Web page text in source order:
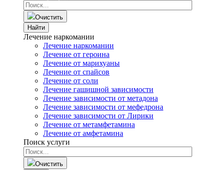
Очистить
Найти
Лечение наркомании
Лечение наркомании
Лечение от героина
Лечение от марихуаны
Лечение от спайсов
Лечение от соли
Лечение гашишной зависимости
Лечение зависимости от метадона
Лечение зависимости от мефедрона
Лечение зависимости от Лирики
Лечение от метамфетамина
Лечение от амфетамина
Поиск услуги
Очистить